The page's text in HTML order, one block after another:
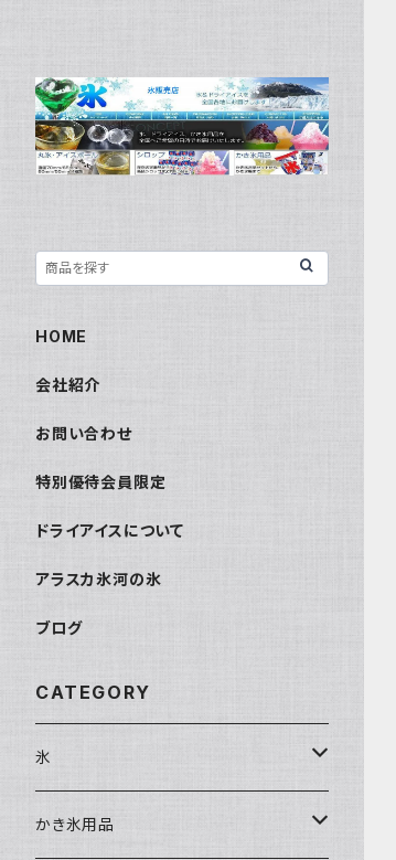
HOME
会社紹介
お問い合わせ
特別優待会員限定
ドライアイスについて
アラスカ氷河の氷
ブログ
CATEGORY
氷
富士天然水の氷
かき氷用品